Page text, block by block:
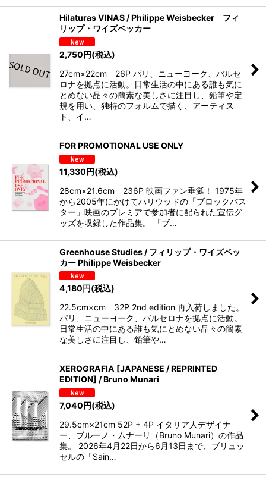
Hilaturas VINAS / Philippe Weisbecker フィ
リップ・ワイズベッカー
2,750円(税込)
27cm×22cm 26P パリ、ニューヨーク、バルセ
ロナを拠点に活動。日常生活の中にある誰も気に
とめない品々の簡素な美しさに注目し、鉛筆や定
規を用い、独特のフォルムで描く、アーティス
ト、イ…
FOR PROMOTIONAL USE ONLY
11,330円(税込)
28cm×21.6cm 236P 映画ファン垂涎！ 1975年
から2005年にかけてハリウッドの「ブロックバス
ター」映画のプレミアで参加者に配られた宣伝グ
ッズを収録した作品集。 「ブ…
Greenhouse Studies / フィリップ・ワイズベッ
カー Philippe Weisbecker
4,180円(税込)
22.5cm×cm 32P 2nd edition 再入荷しました。
パリ、ニューヨーク、バルセロナを拠点に活動。
日常生活の中にある誰も気にとめない品々の簡素
な美しさに注目し、鉛筆や…
XEROGRAFIA [JAPANESE / REPRINTED
EDITION] / Bruno Munari
7,040円(税込)
29.5cm×21cm 52P + 4P イタリア人デザイナ
ー、ブルーノ・ムナーリ（Bruno Munari）の作品
集。 2026年4月22日から6月13日まで、ブリュッ
セルの「Sain…